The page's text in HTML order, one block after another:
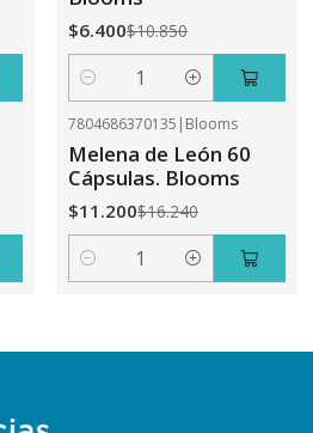
$6.400$10.850
Cantidad
7804686370135 | Blooms
Melena de León 60
Cápsulas. Blooms
$11.200$16.240
Cantidad